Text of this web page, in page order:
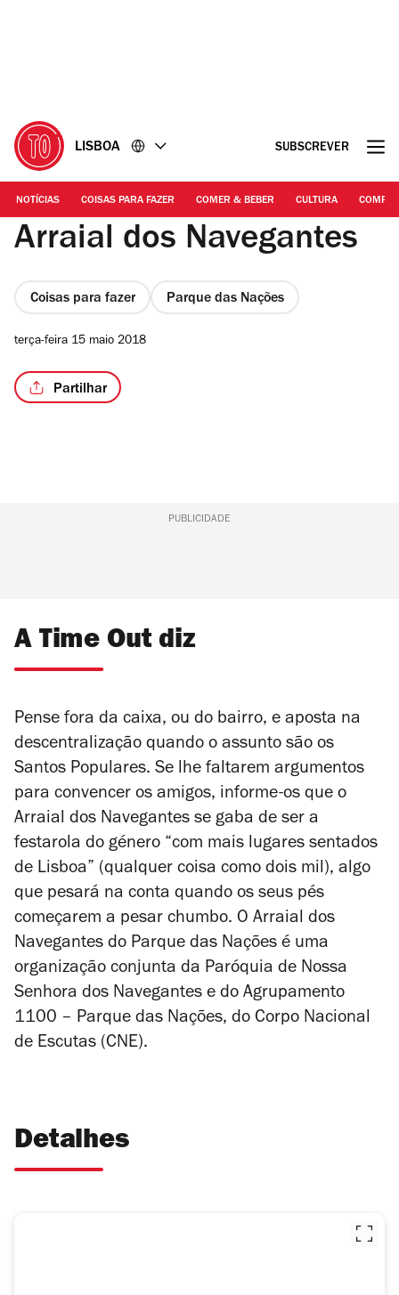
LISBOA SUBSCREVER
NOTÍCIAS COISAS PARA FAZER COMER & BEBER CULTURA
Arraial dos Navegantes
Coisas para fazer Parque das Nações
terça-feira 15 maio 2018
Partilhar
PUBLICIDADE
A Time Out diz
Pense fora da caixa, ou do bairro, e aposta na
descentralização quando o assunto são os
Santos Populares. Se lhe faltarem argumentos
para convencer os amigos, informe-os que o
Arraial dos Navegantes se gaba de ser a
festarola do género “com mais lugares sentados
de Lisboa” (qualquer coisa como dois mil), algo
que pesará na conta quando os seus pés
começarem a pesar chumbo. O Arraial dos
Navegantes do Parque das Nações é uma
organização conjunta da Paróquia de Nossa
Senhora dos Navegantes e do Agrupamento
1100 – Parque das Nações, do Corpo Nacional
de Escutas (CNE).
Detalhes